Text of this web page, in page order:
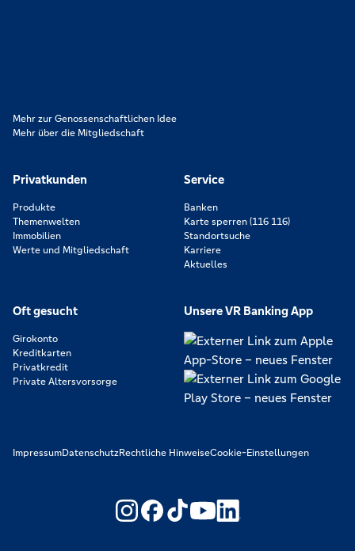
Mehr zur Genossenschaftlichen Idee
Mehr über die Mitgliedschaft
Privatkunden
Produkte
Themenwelten
Immobilien
Werte und Mitgliedschaft
Service
Banken
Karte sperren (116 116)
Standortsuche
Karriere
Aktuelles
Oft gesucht
Girokonto
Kreditkarten
Privatkredit
Private Altersvorsorge
Unsere VR Banking App
ImpressumDatenschutzRechtliche HinweiseCookie-Einstellungen
https://www.youtube.com/
https://